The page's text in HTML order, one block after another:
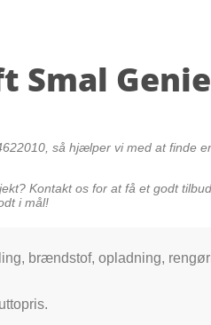
Smal Genie
så hjælper vi med at finde
Kontakt os for at få et godt
i mål!
brændstof, opladning,